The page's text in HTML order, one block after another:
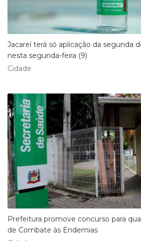
Jacareí terá só aplicação da segunda
nesta segunda-feira (9)
Cidade
Prefeitura promove concurso para
de Combate às Endemias